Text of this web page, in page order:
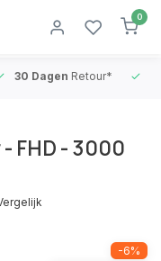
0
30 Dagen Retour*
FHD - 3000
-6%